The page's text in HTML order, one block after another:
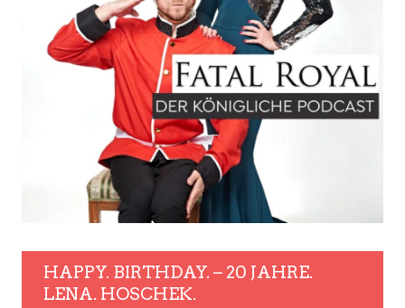
HAPPY. BIRTHDAY. – 20 JAHRE.
LENA. HOSCHEK.